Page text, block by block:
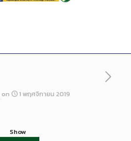
on 1 พฤศจิกายน 2019
Show